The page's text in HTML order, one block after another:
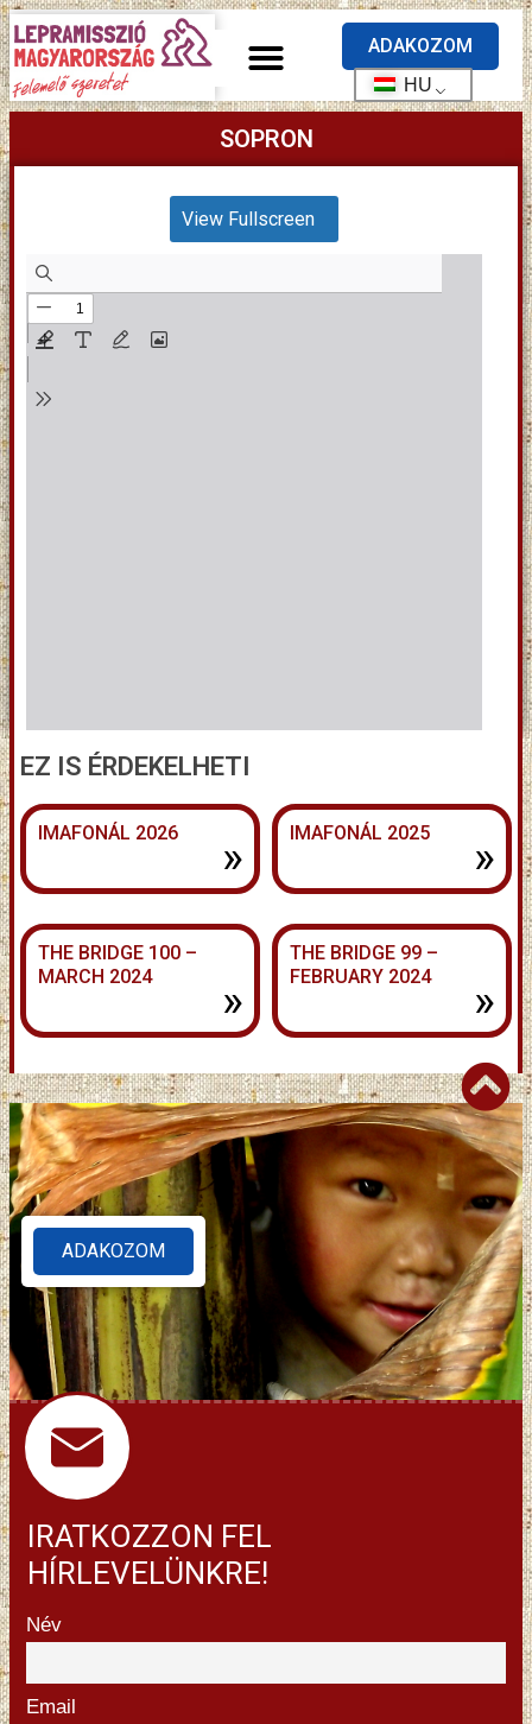
ADAKOZOM
HU
SOPRON
View Fullscreen
EZ IS ÉRDEKELHETI
IMAFONÁL 2026 » IMAFONÁL 2025 »
THE BRIDGE 100 –
MARCH 2024
»
THE BRIDGE 99 –
FEBRUARY 2024
»
ADAKOZOM
IRATKOZZON FEL
HÍRLEVELÜNKRE!
Név
Email